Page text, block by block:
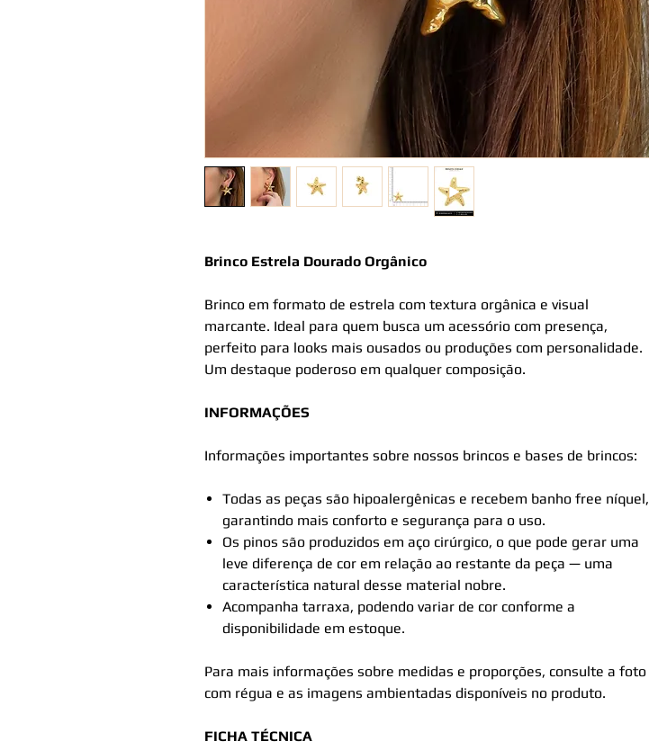
Brinco Estrela Dourado Orgânico
Brinco em formato de estrela com textura orgânica e visual
marcante. Ideal para quem busca um acessório com presença,
perfeito para looks mais ousados ou produções com personalidade.
Um destaque poderoso em qualquer composição.
INFORMAÇÕES
Informações importantes sobre nossos brincos e bases de brincos:
Todas as peças são hipoalergênicas e recebem banho free níquel,
garantindo mais conforto e segurança para o uso.
Os pinos são produzidos em aço cirúrgico, o que pode gerar uma
leve diferença de cor em relação ao restante da peça — uma
característica natural desse material nobre.
Acompanha tarraxa, podendo variar de cor conforme a
disponibilidade em estoque.
Para mais informações sobre medidas e proporções, consulte a foto
com régua e as imagens ambientadas disponíveis no produto.
FICHA TÉCNICA